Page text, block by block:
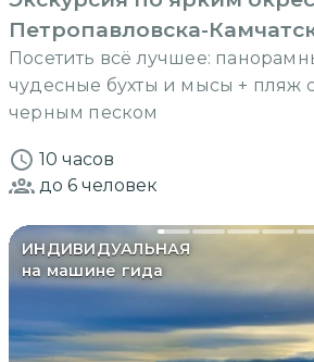
Петропавловска-
Посетить всё лучшее:
чудесные бухты и мысы + пляж
черным песком
10 часов
до 6 человек
ИНДИВИДУАЛЬНАЯ
на машине гида